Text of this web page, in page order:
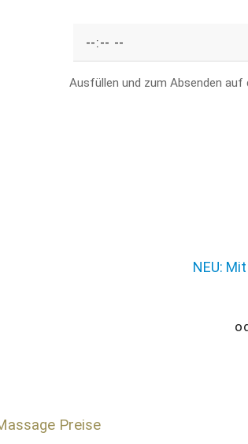
Ausfüllen und zum Absenden
NEU:
Preise